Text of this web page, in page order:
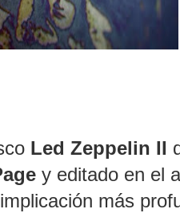
Led Zeppelin II
y editado en el
más